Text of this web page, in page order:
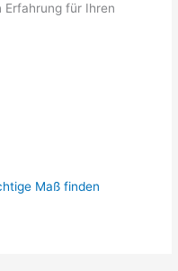
Erfahrung für Ihren
Maß finden